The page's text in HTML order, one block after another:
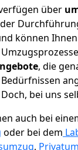
über
können
, die
bei uns
auch bei
oder bei dem
,